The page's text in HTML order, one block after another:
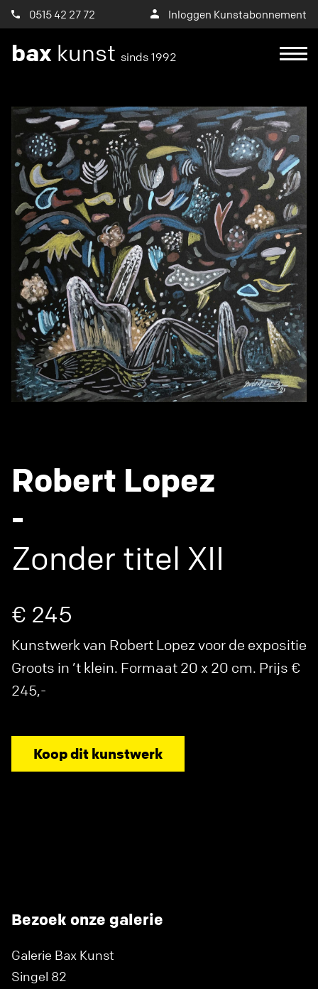
0515 42 27 72 Inloggen Kunstabonnement
bax kunst sinds 1992
Robert Lopez
-
Zonder titel XII
€ 245
Kunstwerk van Robert Lopez voor de expositie
Groots in ’t klein. Formaat 20 x 20 cm. Prijs €
245,-
Koop dit kunstwerk
Bezoek onze galerie
Galerie Bax Kunst
Singel 82